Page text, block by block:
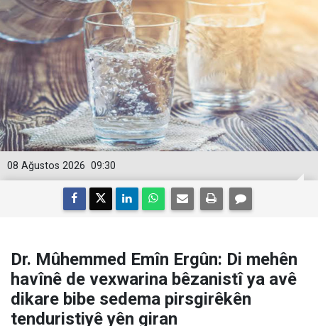
09:30
08 Ağustos 2026
Dr. Mûhemmed Emîn Ergûn: Di mehên
havînê de vexwarina bêzanistî ya avê
dikare bibe sedema pirsgirêkên
tenduristiyê yên giran